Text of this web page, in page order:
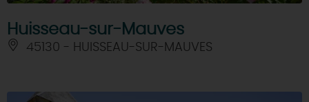
Huisseau-sur-Mauves
45130 - HUISSEAU-SUR-MAUVES